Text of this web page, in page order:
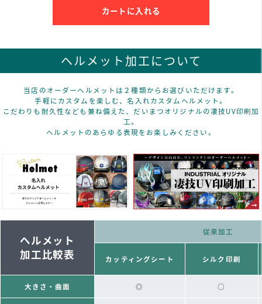
カートに入れる
ヘルメット加工について
当店のオーダーヘルメットは２種類からお選びいただけます。
手軽にカスタムを楽しむ、名入れカスタムヘルメット。
こだわりも耐久性なども兼ね備えた、だいまつオリジナルの凄技UV印刷加
工。
ヘルメットのあらゆる表現をお楽しみください。
ヘルメット
加工比較表
従来加工
カッティングシート シルク印刷
大きさ・曲面 ◎ ○